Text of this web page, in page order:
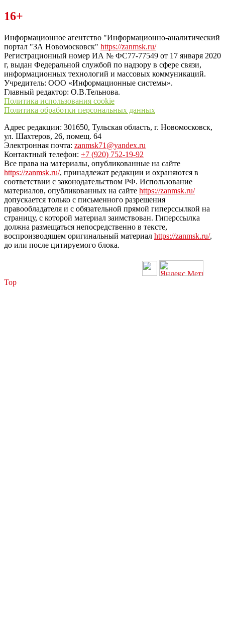
Читайте последние новости дня в Тульской области на сайте
“ЗаНовомосковск”
16+
Информационное агентство "Информационно-аналитический
портал "ЗА Новомосковск" https://zanmsk.ru/
Регистрационный номер ИА № ФС77-77549 от 17 января 2020
г, выдан Федеральной службой по надзору в сфере связи,
информационных технологий и массовых коммуникаций.
Учредитель: ООО «Информационные системы».
Главный редактор: О.В.Тельнова.
Политика использования cookie
Политика обработки персональных данных
Адрес редакции: 301650, Тульская область, г. Новомосковск,
ул. Шахтеров, 26, помещ. 64
Электронная почта: zanmsk71@yandex.ru
Контактный телефон: +7 (920) 752-19-92
Все права на материалы, опубликованные на сайте
https://zanmsk.ru/, принадлежат редакции и охраняются в
соответствии с законодательством РФ. Использование
материалов, опубликованных на сайте https://zanmsk.ru/
допускается только с письменного разрешения
правообладателя и с обязательной прямой гиперссылкой на
страницу, с которой материал заимствован. Гиперссылка
должна размещаться непосредственно в тексте,
воспроизводящем оригинальный материал https://zanmsk.ru/,
до или после цитируемого блока.
Top